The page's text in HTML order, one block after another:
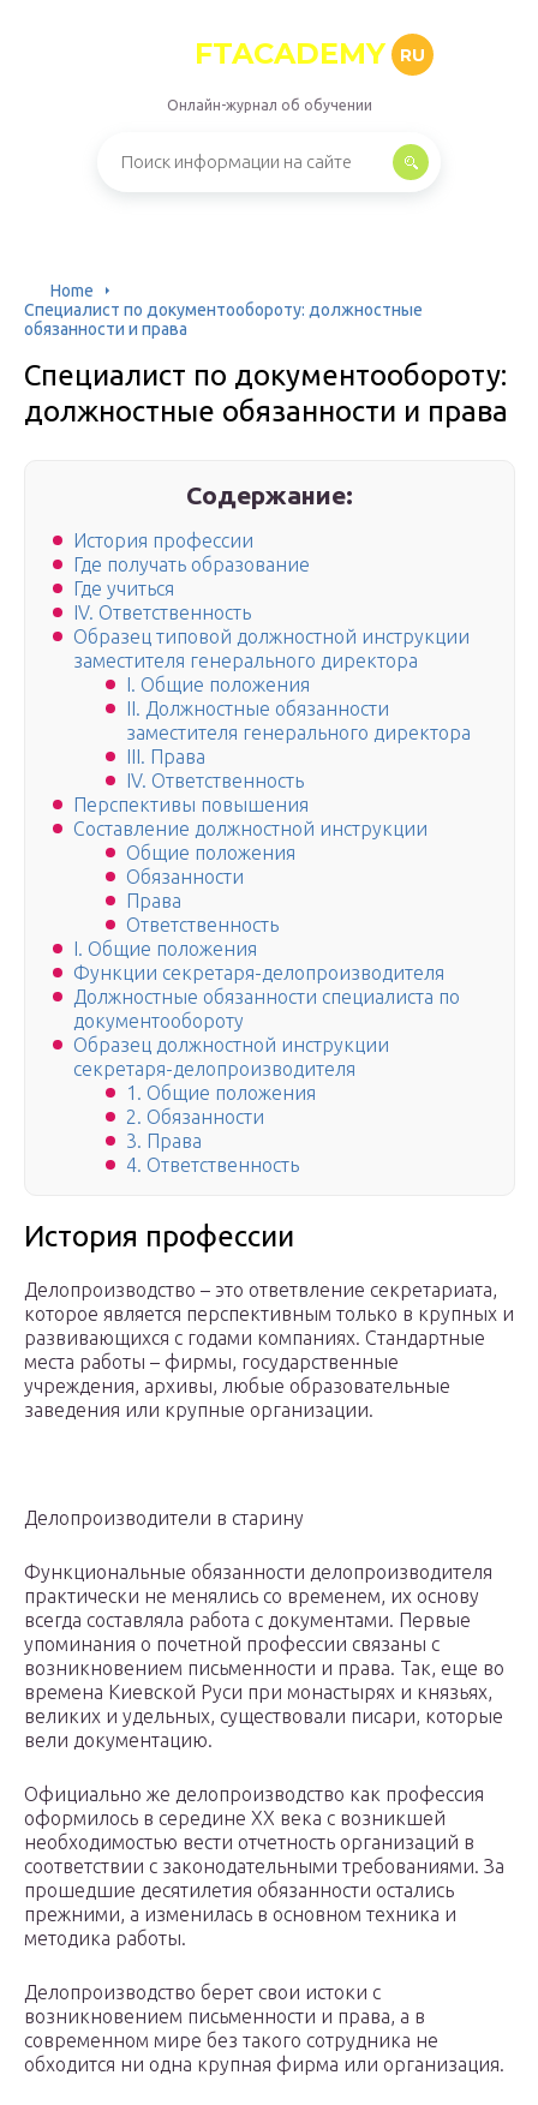
FTACADEMY RU
Онлайн-журнал об обучении
Home
Специалист по документообороту: должностные
обязанности и права
Специалист по документообороту:
должностные обязанности и права
Содержание:
История профессии
Где получать образование
Где учиться
IV. Ответственность
Образец типовой должностной инструкции
заместителя генерального директора
І. Общие положения
ІІ. Должностные обязанности
заместителя генерального директора
ІІІ. Права
ІV. Ответственность
Перспективы повышения
Составление должностной инструкции
Общие положения
Обязанности
Права
Ответственность
I. Общие положения
Функции секретаря-делопроизводителя
Должностные обязанности специалиста по
документообороту
Образец должностной инструкции
секретаря-делопроизводителя
1. Общие положения
2. Обязанности
3. Права
4. Ответственность
История профессии
Делопроизводство – это ответвление секретариата,
которое является перспективным только в крупных и
развивающихся с годами компаниях. Стандартные
места работы – фирмы, государственные
учреждения, архивы, любые образовательные
заведения или крупные организации.
Делопроизводители в старину
Функциональные обязанности делопроизводителя
практически не менялись со временем, их основу
всегда составляла работа с документами. Первые
упоминания о почетной профессии связаны с
возникновением письменности и права. Так, еще во
времена Киевской Руси при монастырях и князьях,
великих и удельных, существовали писари, которые
вели документацию.
Официально же делопроизводство как профессия
оформилось в середине ХХ века с возникшей
необходимостью вести отчетность организаций в
соответствии с законодательными требованиями. За
прошедшие десятилетия обязанности остались
прежними, а изменилась в основном техника и
методика работы.
Делопроизводство берет свои истоки с
возникновением письменности и права, а в
современном мире без такого сотрудника не
обходится ни одна крупная фирма или организация.